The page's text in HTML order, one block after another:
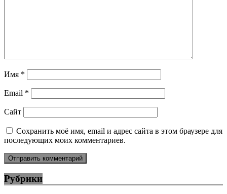
Имя *
Email *
Сайт
Сохранить моё имя, email и адрес сайта в этом браузере для
последующих моих комментариев.
Рубрики